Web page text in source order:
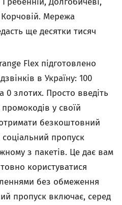
Корчовій. Мережа
ще десятки тисяч
Flex підготовлено
в Україну: 100
0 злотих. Просто введіть
у своїй
безкоштовний
пропуск
з пакетів. Це дає вам
користуватися
без обмеження
пропуск включає, серед